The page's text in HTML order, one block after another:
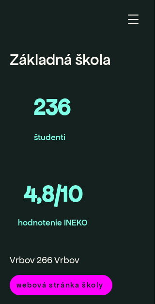
Základná škola
236
študenti
4,8/10
hodnotenie INEKO
Vrbov 266 Vrbov
webová stránka školy